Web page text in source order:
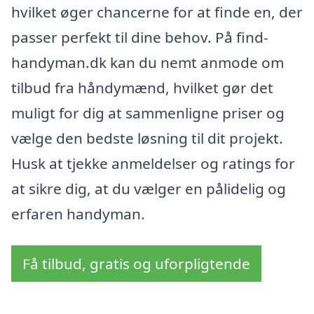
hvilket øger chancerne for at finde en, der
passer perfekt til dine behov. På find-
handyman.dk kan du nemt anmode om
tilbud fra håndymænd, hvilket gør det
muligt for dig at sammenligne priser og
vælge den bedste løsning til dit projekt.
Husk at tjekke anmeldelser og ratings for
at sikre dig, at du vælger en pålidelig og
erfaren handyman.
Få tilbud, gratis og uforpligtende